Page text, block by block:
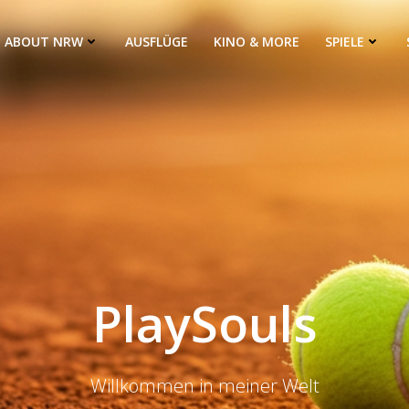
ABOUT NRW AUSFLÜGE KINO & MORE SPIELE
PlaySouls
Willkommen in meiner Welt